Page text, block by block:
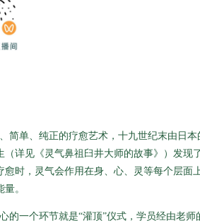
简单、纯正的疗愈艺术，十九世纪末由日
（详见 《灵气鼻祖臼井大师的故事》
）发现
愈时，灵气会作用在身、心、灵等每个层
。
的一个环节就是“灌顶”仪式，学员经由老